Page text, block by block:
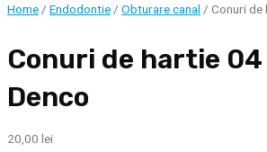
Home / Endodontie / Obturare canal / Conuri de
Conuri de hartie
Denco
20,00 lei